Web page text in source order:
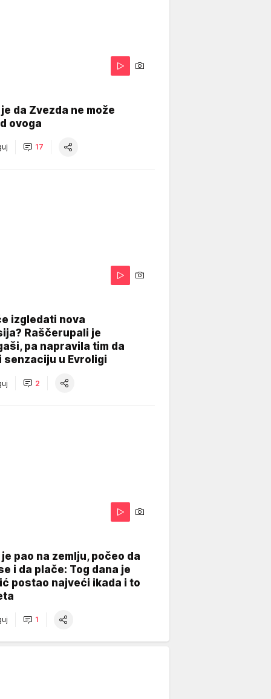
da Zvezda ne može
ovoga
17
izgledati nova
Raščerupali je
pa napravila tim da
senzaciju u Evroligi
2
pao na zemlju, počeo da
i da plače: Tog dana je
postao najveći ikada i to
1